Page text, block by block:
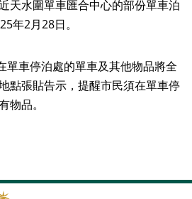
天水圍單車匯合中心的部份單車泊
年2月28日。
車停泊處的單車及其他物品將全
點張貼告示，提醒市民須在單車停
物品。